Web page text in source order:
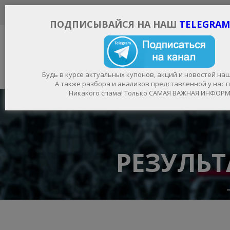
МАГАЗИН
КАТЕГОРИИ
ПОДПИСЫВАЙСЯ НА НАШ
Будь в курсе актуальных купонов, акций и новостей
А также разбора и анализов представленной у нас
Никакого спама! Только САМАЯ ВАЖНАЯ